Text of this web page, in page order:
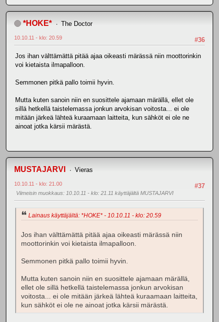
*HOKE* The Doctor
#36
10.10.11 - klo: 20.59
Jos ihan välttämättä pitää ajaa oikeasti märässä niin moottorinkin
voi kietaista ilmapalloon.
Semmonen pitkä pallo toimii hyvin.
Mutta kuten sanoin niin en suosittele ajamaan märällä, ellet ole
sillä hetkellä taistelemassa jonkun arvokisan voitosta... ei ole
mitään järkeä lähteä kuraamaan laitteita, kun sähköt ei ole ne
ainoat jotka kärsii märästä.
MUSTAJARVI Vieras
#37
10.10.11 - klo: 21.00
Viimeisin muokkaus: 10.10.11 - klo: 21.11 käyttäjältä MUSTAJARVI
Lainaus käyttäjältä: *HOKE* - 10.10.11 - klo: 20.59
Jos ihan välttämättä pitää ajaa oikeasti märässä niin
moottorinkin voi kietaista ilmapalloon.
Semmonen pitkä pallo toimii hyvin.
Mutta kuten sanoin niin en suosittele ajamaan märällä,
ellet ole sillä hetkellä taistelemassa jonkun arvokisan
voitosta... ei ole mitään järkeä lähteä kuraamaan laitteita,
kun sähköt ei ole ne ainoat jotka kärsii märästä.